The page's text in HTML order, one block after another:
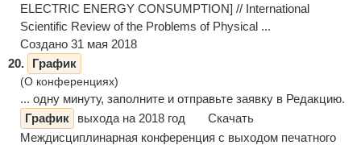
ELECTRIC ENERGY CONSUMPTION] // International
Scientific Review of the Problems of Physical ...
Создано 31 мая 2018
20.
График
(О конференциях)
... одну минуту, заполните и отправьте заявку в Редакцию.
График
выхода на 2018 год Скачать
Междисциплинарная конференция с выходом печатного